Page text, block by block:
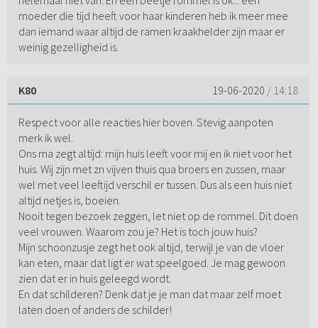
moeder die tijd heeft voor haar kinderen heb ik meer mee
dan iemand waar altijd de ramen kraakhelder zijn maar er
weinig gezelligheid is.
K80 19-06-2020 / 14:18
Respect voor alle reacties hier boven. Stevig aanpoten
merk ik wel.
Ons ma zegt altijd: mijn huis leeft voor mij en ik niet voor het
huis. Wij zijn met zn vijven thuis qua broers en zussen, maar
wel met veel leeftijd verschil er tussen. Dus als een huis niet
altijd netjes is, boeien.
Nooit tegen bezoek zeggen, let niet op de rommel. Dit doen
veel vrouwen. Waarom zou je? Het is toch jouw huis?
Mijn schoonzusje zegt het ook altijd, terwijl je van de vloer
kan eten, maar dat ligt er wat speelgoed. Je mag gewoon
zien dat er in huis geleegd wordt.
En dat schilderen? Denk dat je je man dat maar zelf moet
laten doen of anders de schilder!